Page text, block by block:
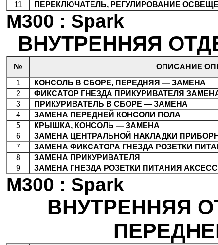
11
ПЕРЕКЛЮЧАТЕЛЬ, РЕГУЛИРОВАНИЕ
M300 : Spark
ВНУТРЕННЯЯ
№
ОПИСАНИЕ
1
КОНСОЛЬ В СБОРЕ, ПЕРЕДНЯЯ — ЗАМЕНА
2
ФИКСАТОР ГНЕЗДА ПРИКУРИВАТЕЛЯ
3
ПРИКУРИВАТЕЛЬ В СБОРЕ — ЗАМЕНА
4
ЗАМЕНА ПЕРЕДНЕЙ КОНСОЛИ ПОЛА
5
КРЫШКА, КОНСОЛЬ — ЗАМЕНА
6
ЗАМЕНА ЦЕНТРАЛЬНОЙ НАКЛАДКИ
7
ЗАМЕНА ФИКСАТОРА ГНЕЗДА РОЗЕТКИ
8
ЗАМЕНА ПРИКУРИВАТЕЛЯ
9
ЗАМЕНА ГНЕЗДА РОЗЕТКИ ПИТАНИЯ
M300 : Spark
ВНУТРЕННЯЯ